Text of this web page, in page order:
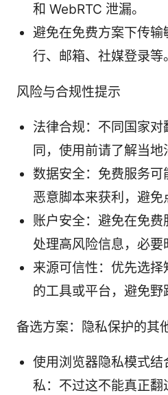
和 WebRTC 泄漏。
避免在免费方案下传输
行、邮箱、社媒登录等。
风险与合规性提示
法律合规：不同国家
同，使用前请了解当地
数据安全：免费服务
恶意脚本来获利，避免
账户安全：避免在免费
处理高风险信息，必要
来源可信性：优先选
的工具或平台，避免野
备选方案：隐私保护的其
使用浏览器隐私模式结
私：不过这不能真正翻